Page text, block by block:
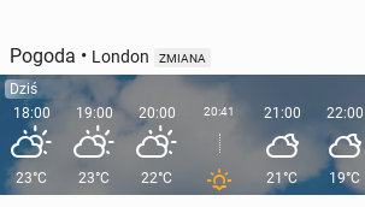
Pogoda • London ZMIANA
Dziś
18:00
23°C
19:00
23°C
20:00
22°C
20:41 21:00
21°C
22:00
19°C